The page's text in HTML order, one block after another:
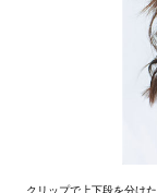
クリップで上下段を分け